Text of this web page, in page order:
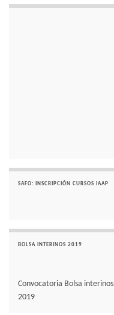
SAFO: INSCRIPCIÓN CURSOS IAAP
BOLSA INTERINOS 2019
Convocatoria Bolsa interinos
2019